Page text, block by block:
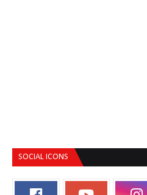
SOCIAL ICONS